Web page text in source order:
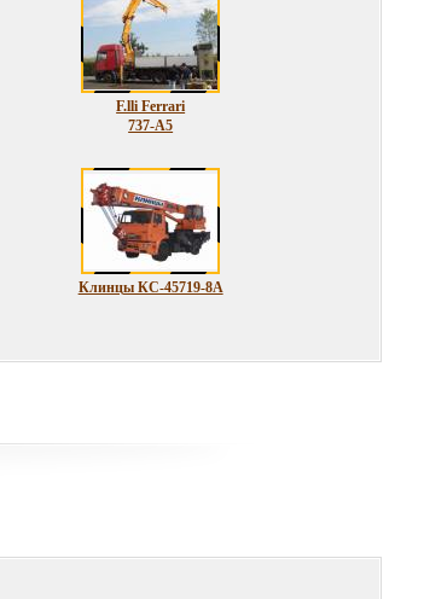
F.lli Ferrari
737-A5
Клинцы КС-45719-8А